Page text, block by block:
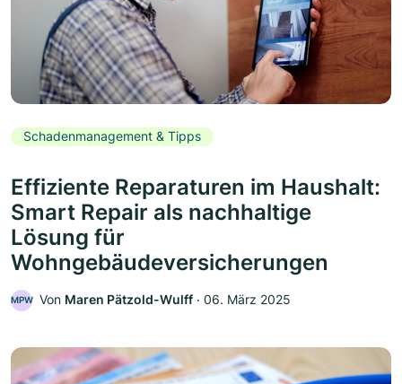
Schadenmanagement & Tipps
Effiziente Reparaturen im Haushalt:
Smart Repair als nachhaltige
Lösung für
Wohngebäudeversicherungen
MPW Von Maren Pätzold-Wulff ‧ 06. März 2025